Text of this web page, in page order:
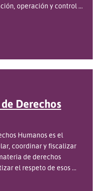
operación y control ...
Derechos
Humanos es el
coordinar y fiscalizar
de derechos
el respeto de esos ...